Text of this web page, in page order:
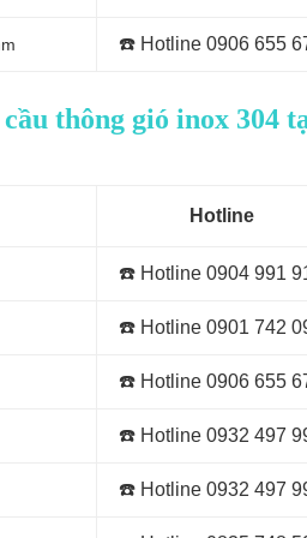
☎️ Hotline 0906 655
thông gió inox 304
Hotline
☎️ Hotline 0904 991
☎️ Hotline 0901 742
☎️ Hotline 0906 655
☎️ Hotline 0932 497
☎️ Hotline 0932 497